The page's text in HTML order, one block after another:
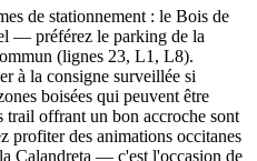
de stationnement : le Bois de
— préférez le parking de la
(lignes 23, L1, L8).
à la consigne surveillée si
boisées qui peuvent être
trail offrant un bon accroche sont
profiter des animations occitanes
Calandreta — c'est l'occasion de